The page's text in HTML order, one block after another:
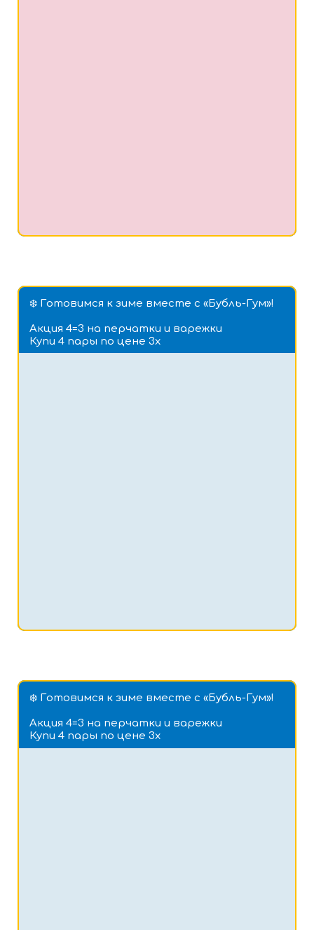
❄️ Готовимся к зиме вместе с «Бубль-Гум»!
Акция 4=3 на перчатки и варежки
Купи 4 пары по цене 3х
❄️ Готовимся к зиме вместе с «Бубль-Гум»!
Акция 4=3 на перчатки и варежки
Купи 4 пары по цене 3х